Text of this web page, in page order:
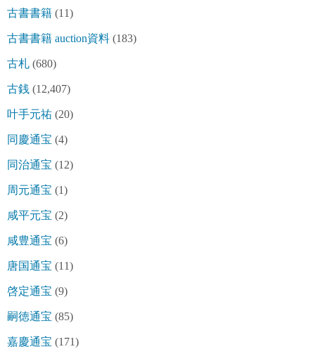
古書書籍 (11)
古書書籍 auction資料 (183)
古札 (680)
古銭 (12,407)
叶手元祐 (20)
同慶通宝 (4)
同治通宝 (12)
周元通宝 (1)
咸平元宝 (2)
咸豊通宝 (6)
唐国通宝 (11)
啓定通宝 (9)
嗣徳通宝 (85)
嘉慶通宝 (171)